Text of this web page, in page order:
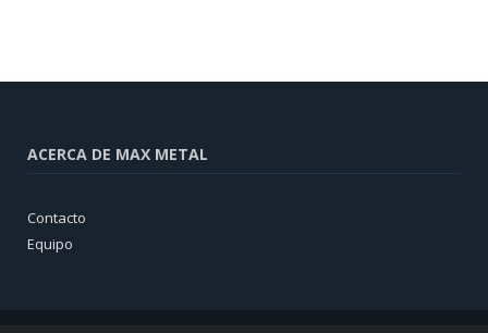
ACERCA DE MAX METAL
Contacto
Equipo